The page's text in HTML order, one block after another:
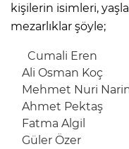
kişilerin isimleri,
mezarlıklar şöyle;
Cumali
Ali
Mehmet
Ahmet
Fatma
Güler